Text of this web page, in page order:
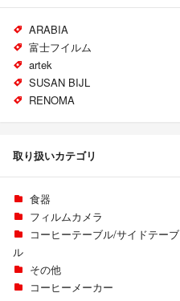
ARABIA
富士フイルム
artek
SUSAN BIJL
RENOMA
取り扱いカテゴリ
食器
フィルムカメラ
コーヒーテーブル/サイドテーブ
ル
その他
コーヒーメーカー